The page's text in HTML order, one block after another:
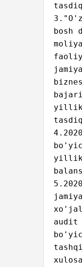
bosh
yillik
yillik
audit